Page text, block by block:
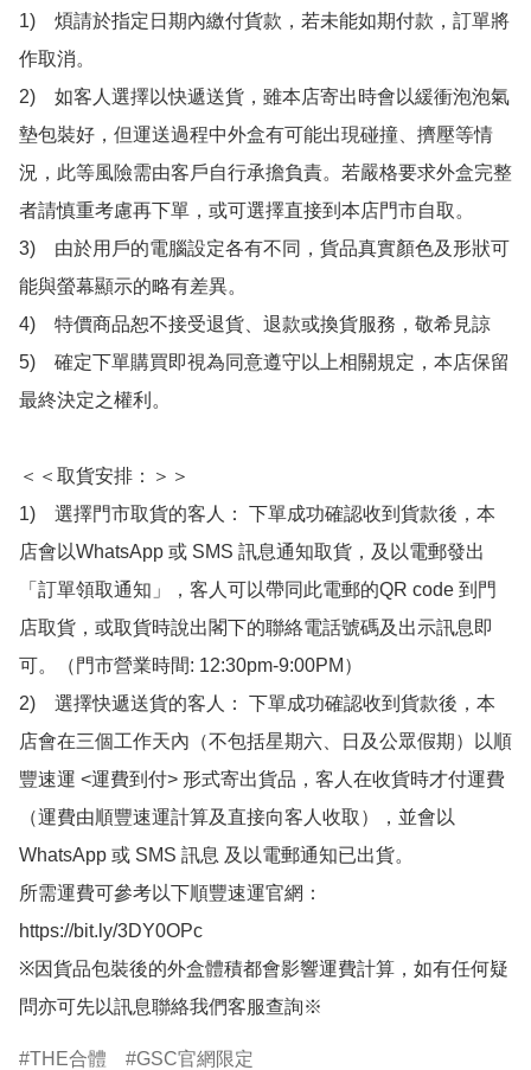
1)　煩請於指定日期內繳付貨款，若未能如期付款，訂單將
作取消。
2)　如客人選擇以快遞送貨，雖本店寄出時會以緩衝泡泡氣
墊包裝好，但運送過程中外盒有可能出現碰撞、擠壓等情
況，此等風險需由客戶自行承擔負責。若嚴格要求外盒完整
者請慎重考慮再下單，或可選擇直接到本店門市自取。
3)　由於用戶的電腦設定各有不同，貨品真實顏色及形狀可
能與螢幕顯示的略有差異。
4)　特價商品恕不接受退貨、退款或換貨服務，敬希見諒
5)　確定下單購買即視為同意遵守以上相關規定，本店保留
最終決定之權利。
＜＜取貨安排：＞＞
1)　選擇門市取貨的客人： 下單成功確認收到貨款後，本
店會以WhatsApp 或 SMS 訊息通知取貨，及以電郵發出
「訂單領取通知」，客人可以帶同此電郵的QR code 到門
店取貨，或取貨時說出閣下的聯絡電話號碼及出示訊息即
可。（門市營業時間: 12:30pm-9:00PM）
2)　選擇快遞送貨的客人： 下單成功確認收到貨款後，本
店會在三個工作天內（不包括星期六、日及公眾假期）以順
豐速運 <運費到付> 形式寄出貨品，客人在收貨時才付運費
（運費由順豐速運計算及直接向客人收取），並會以
WhatsApp 或 SMS 訊息 及以電郵通知已出貨。
所需運費可參考以下順豐速運官網：
https://bit.ly/3DY0OPc
※因貨品包裝後的外盒體積都會影響運費計算，如有任何疑
問亦可先以訊息聯絡我們客服查詢※
THE合體 GSC官網限定